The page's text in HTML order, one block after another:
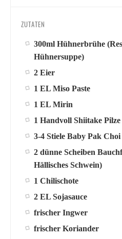
ZUTATEN
300ml Hühnerbrühe
Hühnersuppe)
2 Eier
1 EL Miso Paste
1 EL Mirin
1 Handvoll Shiitake Pilze
3-4 Stiele Baby Pak Choi
2 dünne Scheiben
Hällisches Schwein)
1 Chilischote
2 EL Sojasauce
frischer Ingwer
frischer Koriander